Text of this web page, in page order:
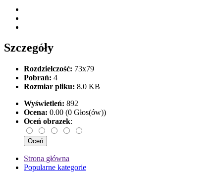
Szczegóły
Rozdzielczość: 73x79
Pobrań: 4
Rozmiar pliku: 8.0 KB
Wyświetleń: 892
Ocena: 0.00 (0 Głos(ów))
Oceń obrazek:
Strona główna
Popularne kategorie